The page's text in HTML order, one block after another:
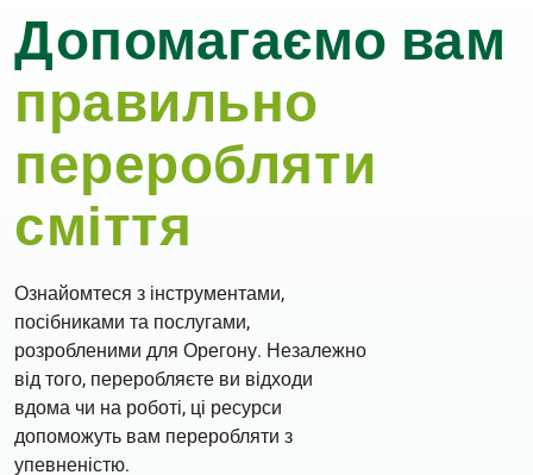
Допомагаємо вам
правильно
переробляти
сміття
Ознайомтеся з інструментами,
посібниками та послугами,
розробленими для Орегону. Незалежно
від того, переробляєте ви відходи
вдома чи на роботі, ці ресурси
допоможуть вам переробляти з
упевненістю.